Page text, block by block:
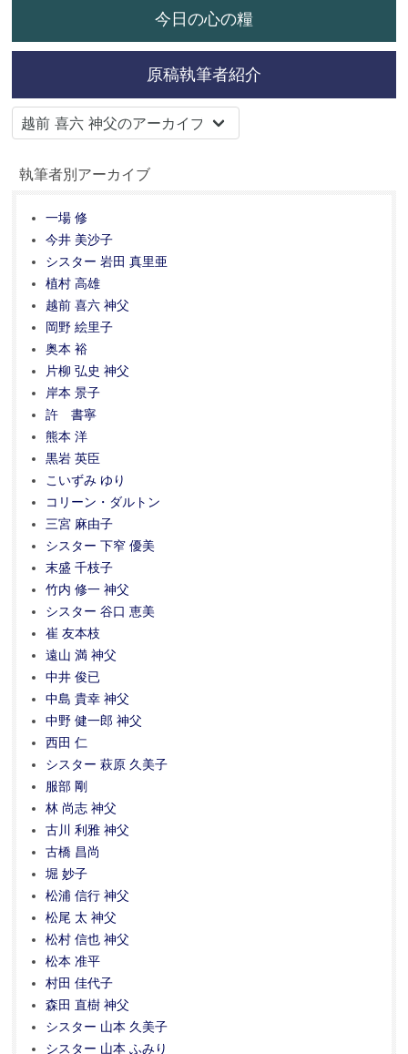
今日の心の糧
原稿執筆者紹介
執筆者別アーカイブ
一場 修
今井 美沙子
シスター 岩田 真里亜
植村 高雄
越前 喜六 神父
岡野 絵里子
奥本 裕
片柳 弘史 神父
岸本 景子
許 書寧
熊本 洋
黒岩 英臣
こいずみ ゆり
コリーン・ダルトン
三宮 麻由子
シスター 下窄 優美
末盛 千枝子
竹内 修一 神父
シスター 谷口 恵美
崔 友本枝
遠山 満 神父
中井 俊已
中島 貴幸 神父
中野 健一郎 神父
西田 仁
シスター 萩原 久美子
服部 剛
林 尚志 神父
古川 利雅 神父
古橋 昌尚
堀 妙子
松浦 信行 神父
松尾 太 神父
松村 信也 神父
松本 准平
村田 佳代子
森田 直樹 神父
シスター 山本 久美子
シスター 山本 ふみり